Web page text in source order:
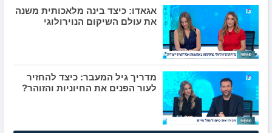
אגאדו: כיצד בינה מלאכותית משנה
את עולם השיקום הנוירולוגי
מדריך גיל המעבר: כיצד להחזיר
לעור הפנים את החיוניות והזוהר?